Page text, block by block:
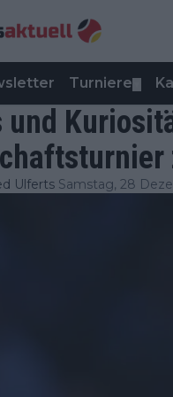
Turniere
und
Ulferts Samstag, 28